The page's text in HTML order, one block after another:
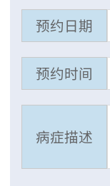
预约日期
预约时间
病症描述